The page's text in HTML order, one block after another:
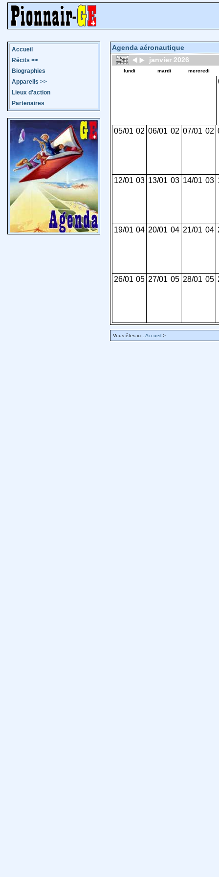
Accueil
Récits >>
Biographies
Appareils >>
Lieux d’action
Partenaires
Agenda aéronautique
janvier 2026
lundi mardi mercredi
05/01 02 06/01 02 07/01 02
12/01 03 13/01 03 14/01 03
19/01 04 20/01 04 21/01 04
26/01 05 27/01 05 28/01 05
Vous êtes ici : Accueil >